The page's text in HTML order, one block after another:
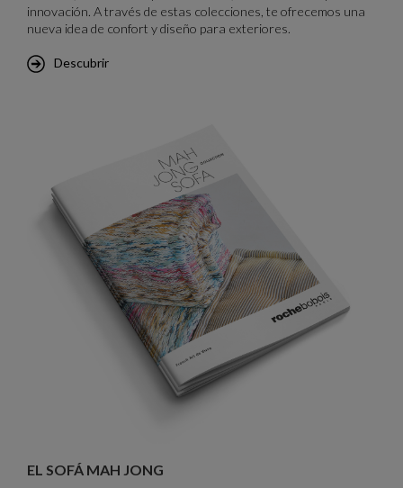
innovación. A través de estas colecciones, te ofrecemos una
nueva idea de confort y diseño para exteriores.
Descubrir
EL SOFÁ MAH JONG